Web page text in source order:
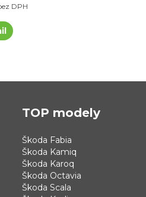
DPH
TOP modely
Škoda Fabia
Škoda Kamiq
Škoda Karoq
Škoda Octavia
Škoda Scala